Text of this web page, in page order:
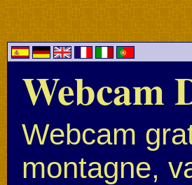
Webcam
Webcam
montagne,